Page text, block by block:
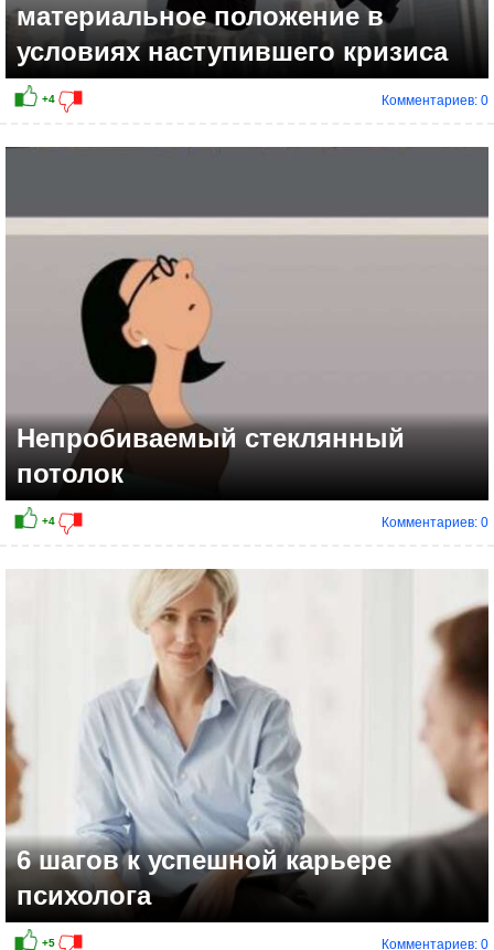
материальное положение в
условиях наступившего кризиса
Комментариев: 0
Непробиваемый стеклянный
потолок
Комментариев: 0
6 шагов к успешной карьере
психолога
Комментариев: 0